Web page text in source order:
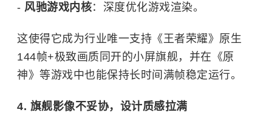
- 风驰游戏内核：深度优化游戏渲染。
这使得它成为行业唯一支持《王者荣耀》原生
144帧+极致画质同开的小屏旗舰，并在《原
神》等游戏中也能保持长时间满帧稳定运行。
4. 旗舰影像不妥协，设计质感拉满